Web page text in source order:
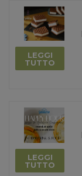
LEGGI
TUTTO
LEGGI
TUTTO